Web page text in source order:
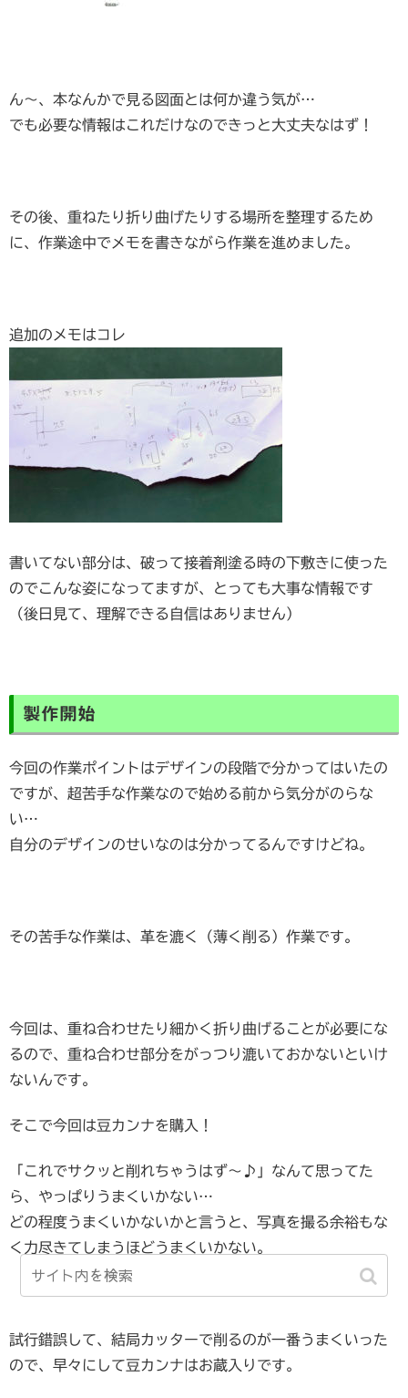
ん～、本なんかで見る図面とは何か違う気が…
でも必要な情報はこれだけなのできっと大丈夫なはず！
その後、重ねたり折り曲げたりする場所を整理するため
に、作業途中でメモを書きながら作業を進めました。
追加のメモはコレ
書いてない部分は、破って接着剤塗る時の下敷きに使った
のでこんな姿になってますが、とっても大事な情報です
（後日見て、理解できる自信はありません）
製作開始
今回の作業ポイントはデザインの段階で分かってはいたの
ですが、超苦手な作業なので始める前から気分がのらな
い…
自分のデザインのせいなのは分かってるんですけどね。
その苦手な作業は、革を漉く（薄く削る）作業です。
今回は、重ね合わせたり細かく折り曲げることが必要にな
るので、重ね合わせ部分をがっつり漉いておかないといけ
ないんです。
そこで今回は豆カンナを購入！
「これでサクッと削れちゃうはず～♪」なんて思ってた
ら、やっぱりうまくいかない…
どの程度うまくいかないかと言うと、写真を撮る余裕もな
く力尽きてしまうほどうまくいかない。
試行錯誤して、結局カッターで削るのが一番うまくいった
ので、早々にして豆カンナはお蔵入りです。